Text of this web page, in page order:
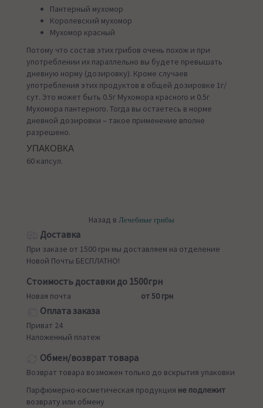
Пантерный мухомор
Королевский мухомор
Мухомор красный
Потому что состав этих грибов очень похож и при
употреблении их параллельно вы будете превышать
дневную норму (дозировку). Кроме случаев
употребления этих продуктов в общей дозировке 1г/
сут. Это может быть 0.5г Мухомора красного и 0.5г
Мухомора пантерного. Тогда вы остаетесь в норме
дневной дозировки – такое применение вполне
разрешено.
УПАКОВКА
60 капсул.
Назад в Лечебные грибы
Доставка
При заказе от 1500 грн мы доставляем на отделение
Новой Почты БЕСПЛАТНО!
Стоимость доставки до 1500грн
Новая почта от 50 грн
Оплата заказа
Приват 24
Наложенный платеж
Обмен/возврат товара
Возврат товара возможен только до вскрытия упаковки
Парфюмерно-косметическая продукция не подлежит
возврату или обмену